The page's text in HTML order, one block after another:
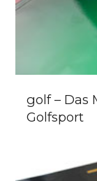
golf – Das
Golfsport